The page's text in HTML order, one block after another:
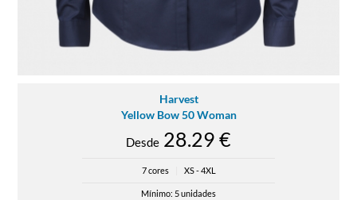
Harvest
Yellow Bow 50 Woman
Desde 28.29 €
7 cores XS - 4XL
Mínimo: 5 unidades